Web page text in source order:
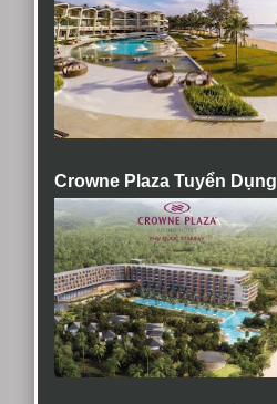
Crowne Plaza Tuyển Dụng